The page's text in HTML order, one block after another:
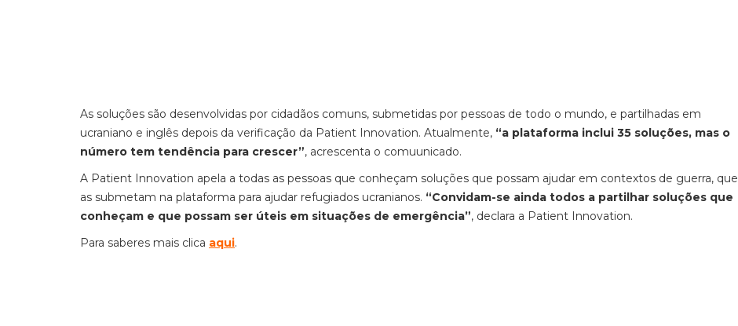
As soluções são desenvolvidas por cidadãos comuns, submetidas por pessoas de todo o mundo, e partilhadas em
ucraniano e inglês depois da verificação da Patient Innovation. Atualmente, “a plataforma inclui 35 soluções, mas o
número tem tendência para crescer”, acrescenta o comuunicado.
A Patient Innovation apela a todas as pessoas que conheçam soluções que possam ajudar em contextos de guerra, que
as submetam na plataforma para ajudar refugiados ucranianos. “Convidam-se ainda todos a partilhar soluções que
conheçam e que possam ser úteis em situações de emergência”, declara a Patient Innovation.
Para saberes mais clica aqui.